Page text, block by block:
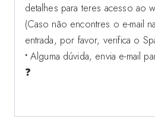
detalhes para teres acesso ao
(Caso não encontres o e-mail
entrada, por favor, verifica o
• Alguma dúvida, envia e-mail
❓